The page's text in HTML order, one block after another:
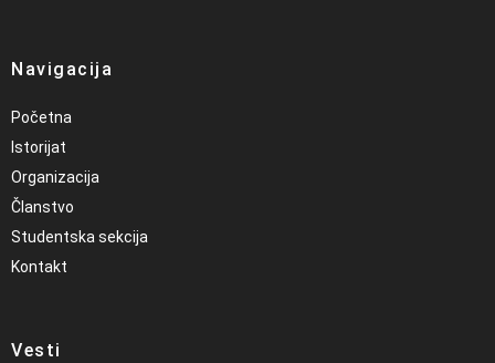
Navigacija
Početna
Istorijat
Organizacija
Članstvo
Studentska sekcija
Kontakt
Vesti